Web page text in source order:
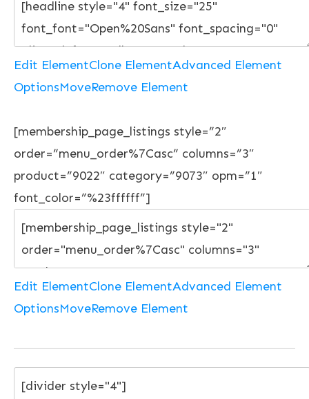
Edit ElementClone ElementAdvanced Element
OptionsMoveRemove Element
[membership_page_listings style=”2″
order=”menu_order%7Casc” columns=”3″
product=”9022″ category=”9073″ opm=”1″
font_color=”%23ffffff”]
Edit ElementClone ElementAdvanced Element
OptionsMoveRemove Element